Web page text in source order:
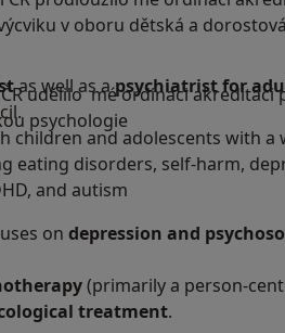
v oboru dětská a dorostová
udělilo mé ordinaci akreditaci
psychologie
as well as apsychiatrist for
children and adolescents with a
eating disorders, self-harm,
and autism
on depression and
(primarily a person-
treatment.